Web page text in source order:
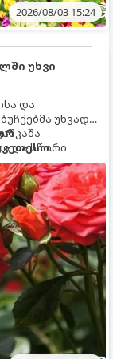
2026/08/03 15:24
უხვი
და
უხვად,
და სწორი
მცენარის
ამ დროს.